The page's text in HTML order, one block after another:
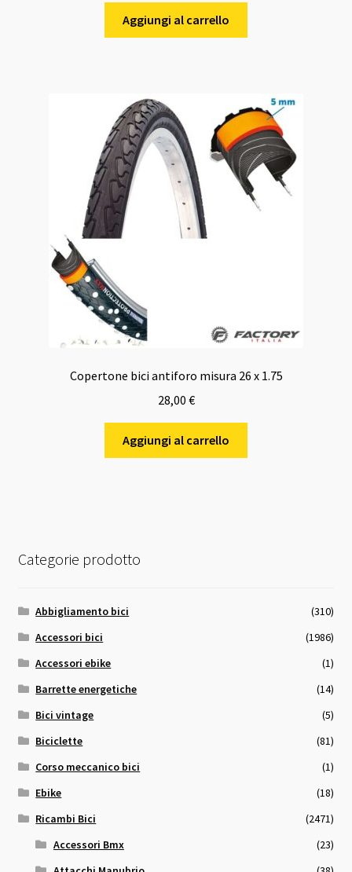
Aggiungi al carrello
Copertone bici antiforo misura 26 x 1.75
28,00 €
Aggiungi al carrello
Categorie prodotto
Abbigliamento bici
(310)
Accessori bici
(1986)
Accessori ebike
(1)
Barrette energetiche
(14)
Bici vintage
(5)
Biciclette
(81)
Corso meccanico bici
(1)
Ebike
(18)
Ricambi Bici
(2471)
Accessori Bmx
(23)